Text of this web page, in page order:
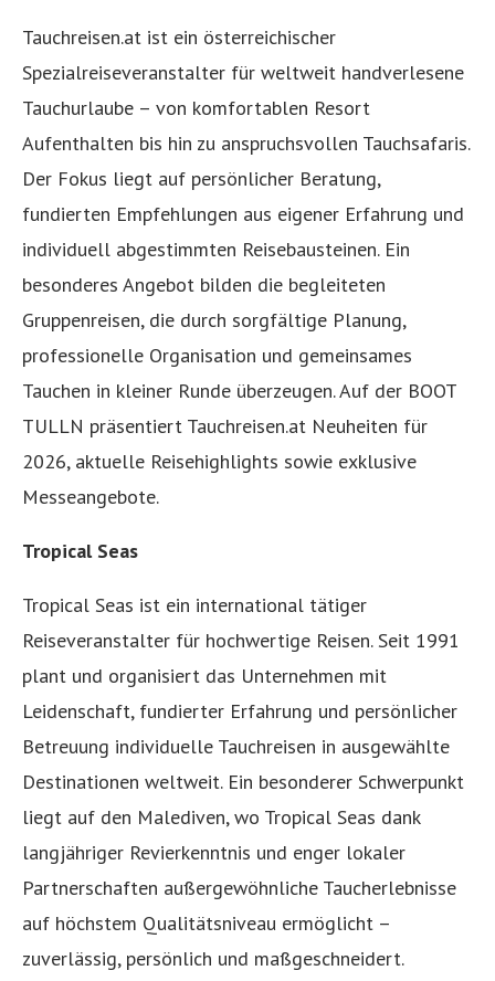
Tauchreisen.at ist ein österreichischer
Spezialreiseveranstalter für weltweit handverlesene
Tauchurlaube – von komfortablen Resort
Aufenthalten bis hin zu anspruchsvollen Tauchsafaris.
Der Fokus liegt auf persönlicher Beratung,
fundierten Empfehlungen aus eigener Erfahrung und
individuell abgestimmten Reisebausteinen. Ein
besonderes Angebot bilden die begleiteten
Gruppenreisen, die durch sorgfältige Planung,
professionelle Organisation und gemeinsames
Tauchen in kleiner Runde überzeugen. Auf der BOOT
TULLN präsentiert Tauchreisen.at Neuheiten für
2026, aktuelle Reisehighlights sowie exklusive
Messeangebote.
Tropical Seas
Tropical Seas ist ein international tätiger
Reiseveranstalter für hochwertige Reisen. Seit 1991
plant und organisiert das Unternehmen mit
Leidenschaft, fundierter Erfahrung und persönlicher
Betreuung individuelle Tauchreisen in ausgewählte
Destinationen weltweit. Ein besonderer Schwerpunkt
liegt auf den Malediven, wo Tropical Seas dank
langjähriger Revierkenntnis und enger lokaler
Partnerschaften außergewöhnliche Taucherlebnisse
auf höchstem Qualitätsniveau ermöglicht –
zuverlässig, persönlich und maßgeschneidert.